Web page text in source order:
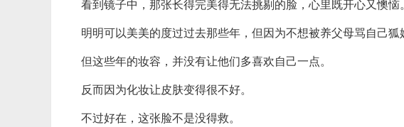
看到镜子中，那张长得完美得无法挑剔的脸，心里既开心又懊恼
明明可以美美的度过过去那些年，但因为不想被养父母骂自己狐
但这些年的妆容，并没有让他们多喜欢自己一点。
反而因为化妆让皮肤变得很不好。
不过好在，这张脸不是没得救。